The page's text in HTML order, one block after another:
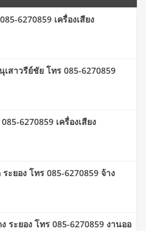
6270859 เครื่องเสียง
เสาวรีย์ชัย โทร 085-6270859
6270859 เครื่องเสียง
ะยอง โทร 085-6270859 จ้าง
ระยอง โทร 085-6270859 งานออ